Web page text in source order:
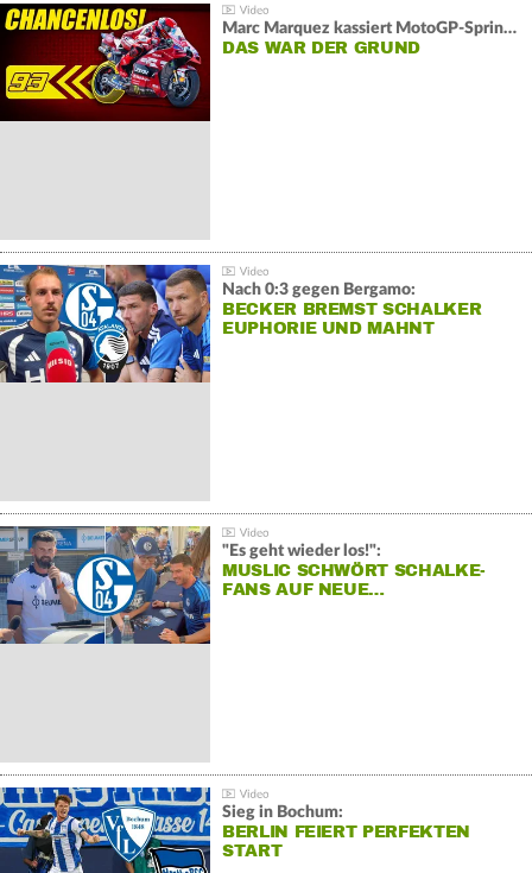
Marc Marquez kassiert MotoGP-Sprint-Schlappe:
DAS WAR DER GRUND
Nach 0:3 gegen Bergamo:
BECKER BREMST SCHALKER
EUPHORIE UND MAHNT
"Es geht wieder los!":
MUSLIC SCHWÖRT SCHALKE-
FANS AUF NEUE…
Sieg in Bochum:
BERLIN FEIERT PERFEKTEN
START